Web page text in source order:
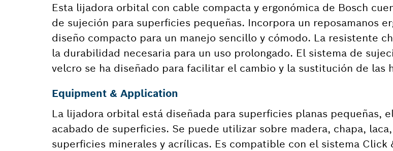
Esta lijadora orbital con cable compacta y ergonómica de Bosch
de sujeción para superficies pequeñas. Incorpora un reposamanos
diseño compacto para un manejo sencillo y cómodo. La resistente
la durabilidad necesaria para un uso prolongado. El sistema de
velcro se ha diseñado para facilitar el cambio y la sustitución de las
Equipment & Application
La lijadora orbital está diseñada para superficies planas pequeñas,
acabado de superficies. Se puede utilizar sobre madera, chapa,
superficies minerales y acrílicas. Es compatible con el sistema Click